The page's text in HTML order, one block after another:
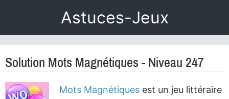
Astuces-Jeux
Solution Mots Magnétiques - Niveau 247
Mots Magnétiquesest un jeu littéraire